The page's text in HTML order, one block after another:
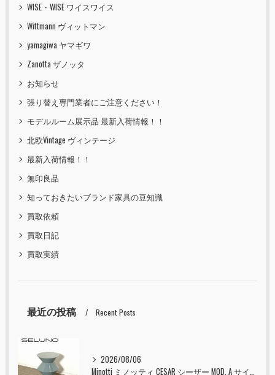
WISE・WISE ワイスワイス
Wittmann ヴィットマン
yamagiwa ヤマギワ
Zanotta ザノッタ
お知らせ
張り替え専門業者にご注意ください！
モデルルーム展示品 最新入荷情報！！
北欧Vintage ヴィンテージ
最新入荷情報！！
無印良品
知っておきたいブランド家具の豆知識
買取依頼
買取日記
買取実績
最近の投稿 Recent Posts
2026/08/06